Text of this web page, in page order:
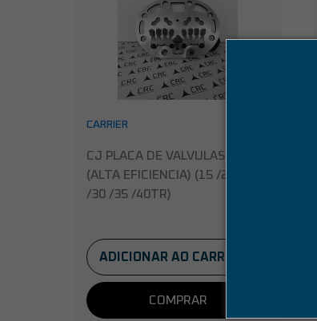
CARRIER
CJ PLACA DE VALVULAS 06E
(ALTA EFICIENCIA) (15 /20 /25
/30 /35 /40TR)
ADICIONAR AO CARRINHO
COMPRAR